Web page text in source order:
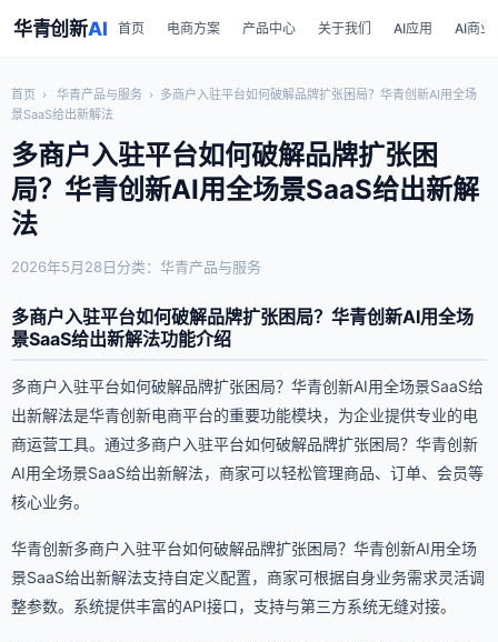
华青创新AI 首页 电商方案 产品中心 关于我们 AI应用 AI商业
首页 › 华青产品与服务 › 多商户入驻平台如何破解品牌扩张困局？华青创新AI用全场
景SaaS给出新解法
多商户入驻平台如何破解品牌扩张困
局？华青创新AI用全场景SaaS给出新解
法
2026年5月28日分类：华青产品与服务
多商户入驻平台如何破解品牌扩张困局？华青创新AI用全场
景SaaS给出新解法功能介绍
多商户入驻平台如何破解品牌扩张困局？华青创新AI用全场景SaaS给
出新解法是华青创新电商平台的重要功能模块，为企业提供专业的电
商运营工具。通过多商户入驻平台如何破解品牌扩张困局？华青创新
AI用全场景SaaS给出新解法，商家可以轻松管理商品、订单、会员等
核心业务。
华青创新多商户入驻平台如何破解品牌扩张困局？华青创新AI用全场
景SaaS给出新解法支持自定义配置，商家可根据自身业务需求灵活调
整参数。系统提供丰富的API接口，支持与第三方系统无缝对接。